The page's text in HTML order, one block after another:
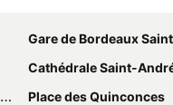
Gare de Bordeaux
Cathédrale Saint-
Place des Quinconces